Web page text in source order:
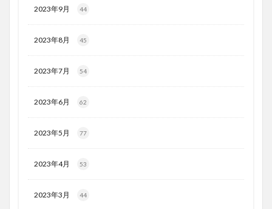
2023年9月 44
2023年8月 45
2023年7月 54
2023年6月 62
2023年5月 77
2023年4月 53
2023年3月 44